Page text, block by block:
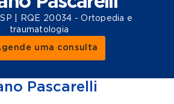
| RQE 20034 - Ortopedia e
traumatologia
uma consulta
Pascarelli